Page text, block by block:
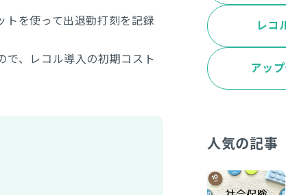
トを使って出退勤打刻を記録
で、レコル導入の初期コスト
レコ
アッ
人気の記事